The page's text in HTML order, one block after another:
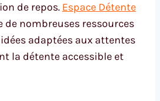
de repos. Espace Détente
de nombreuses ressources
adaptées aux attentes
la détente accessible et